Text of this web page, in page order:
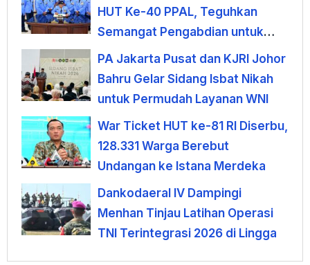
HUT Ke-40 PPAL, Teguhkan
Semangat Pengabdian untuk
Negeri
PA Jakarta Pusat dan KJRI Johor
Bahru Gelar Sidang Isbat Nikah
untuk Permudah Layanan WNI
War Ticket HUT ke-81 RI Diserbu,
128.331 Warga Berebut
Undangan ke Istana Merdeka
Dankodaeral IV Dampingi
Menhan Tinjau Latihan Operasi
TNI Terintegrasi 2026 di Lingga